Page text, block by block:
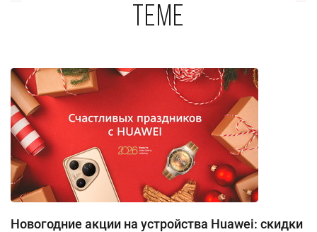
теме
Новогодние акции на устройства Huawei: скидки